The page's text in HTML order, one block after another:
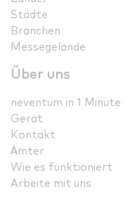
Städte
Branchen
Messegelände
Über uns
neventum in 1 Minute
Gerät
Kontakt
Ämter
Wie es funktioniert
Arbeite mit uns